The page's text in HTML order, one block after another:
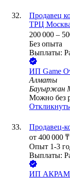
Продавец
ТРЦ
200 000 –
Без опыта
Выплаты:
ИП Game
Алматы
Бауыржан
Можно без
Продавец-
от 400 000 ₸
Опыт 1-3
Выплаты:
ИП